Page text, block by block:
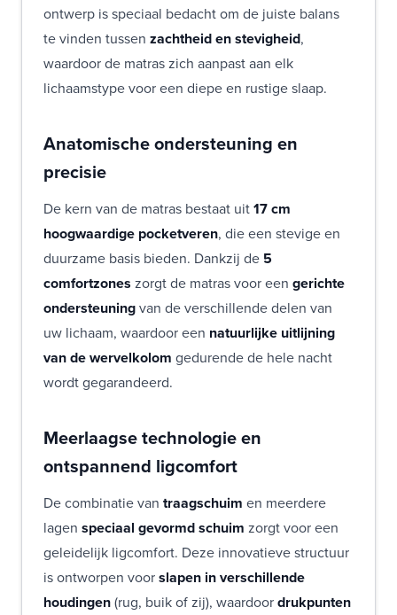
ontwerp is speciaal bedacht om de juiste balans
te vinden tussen zachtheid en stevigheid,
waardoor de matras zich aanpast aan elk
lichaamstype voor een diepe en rustige slaap.
Anatomische ondersteuning en
precisie
De kern van de matras bestaat uit17 cm
hoogwaardige pocketveren, die een stevige en
duurzame basis bieden. Dankzij de 5
comfortzones zorgt de matras voor een gerichte
ondersteuningvan de verschillende delen van
uw lichaam, waardoor een natuurlijke uitlijning
van de wervelkolom gedurende de hele nacht
wordt gegarandeerd.
Meerlaagse technologie en
ontspannend ligcomfort
De combinatie van traagschuim en meerdere
lagen speciaal gevormd schuim zorgt voor een
geleidelijk ligcomfort. Deze innovatieve structuur
is ontworpen voorslapen in verschillende
houdingen(rug, buik of zij), waardoordrukpunten